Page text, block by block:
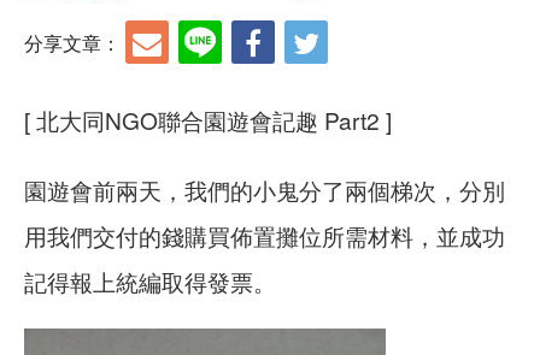
分享文章：
[ 北大同NGO聯合園遊會記趣 Part2 ]
園遊會前兩天，我們的小鬼分了兩個梯次，分別
用我們交付的錢購買佈置攤位所需材料，並成功
記得報上統編取得發票。